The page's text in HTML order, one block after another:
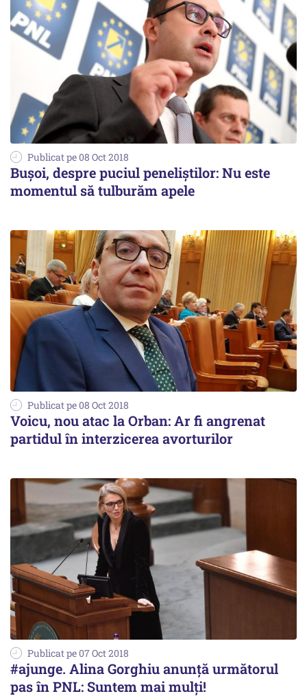
Publicat pe 08 Oct 2018
Buşoi, despre puciul peneliștilor: Nu este
momentul să tulburăm apele
Publicat pe 08 Oct 2018
Voicu, nou atac la Orban: Ar fi angrenat
partidul în interzicerea avorturilor
Publicat pe 07 Oct 2018
#ajunge. Alina Gorghiu anunță următorul
pas în PNL: Suntem mai mulți!